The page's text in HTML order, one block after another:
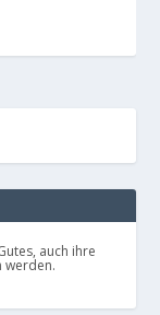
auch ihre
werden.